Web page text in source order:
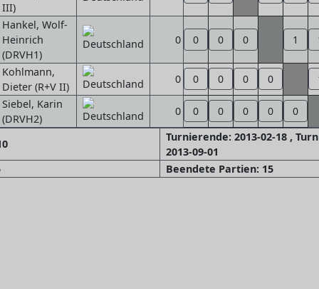
III)
Hankel, Wolf-
Heinrich
(DRVH1)
0 0 0 0 1
Kohlmann,
Dieter (R+V II)
0 0 0 0 0
Siebel, Karin
(DRVH2)
0 0 0 0 0 0
Turnierende: 2013-02-18 ,
2013-09-01
Beendete Partien: 15